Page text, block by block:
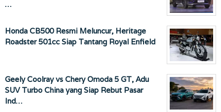
…
Honda CB500 Resmi Meluncur, Heritage
Roadster 501cc Siap Tantang Royal Enfield
Geely Coolray vs Chery Omoda 5 GT, Adu
SUV Turbo China yang Siap Rebut Pasar
Ind…